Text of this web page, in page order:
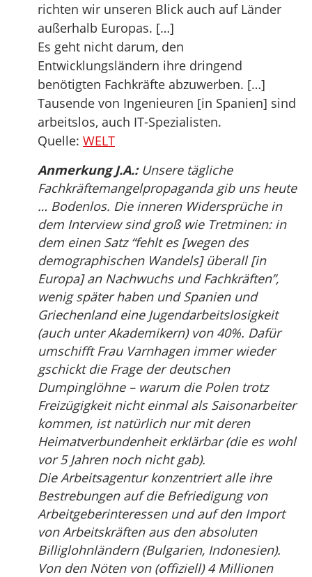
richten wir unseren Blick auch auf Länder
außerhalb Europas. […]
Es geht nicht darum, den
Entwicklungsländern ihre dringend
benötigten Fachkräfte abzuwerben. […]
Tausende von Ingenieuren [in Spanien] sind
arbeitslos, auch IT-Spezialisten.
Quelle: WELT
Anmerkung J.A.:Unsere tägliche
Fachkräftemangelpropaganda gib uns heute
… Bodenlos. Die inneren Widersprüche in
dem Interview sind groß wie Tretminen: in
dem einen Satz “fehlt es [wegen des
demographischen Wandels] überall [in
Europa] an Nachwuchs und Fachkräften”,
wenig später haben und Spanien und
Griechenland eine Jugendarbeitslosigkeit
(auch unter Akademikern) von 40%. Dafür
umschifft Frau Varnhagen immer wieder
gschickt die Frage der deutschen
Dumpinglöhne – warum die Polen trotz
Freizügigkeit nicht einmal als Saisonarbeiter
kommen, ist natürlich nur mit deren
Heimatverbundenheit erklärbar (die es wohl
vor 5 Jahren noch nicht gab).
Die Arbeitsagentur konzentriert alle ihre
Bestrebungen auf die Befriedigung von
Arbeitgeberinteressen und auf den Import
von Arbeitskräften aus den absoluten
Billiglohnländern (Bulgarien, Indonesien).
Von den Nöten von (offiziell) 4 Millionen